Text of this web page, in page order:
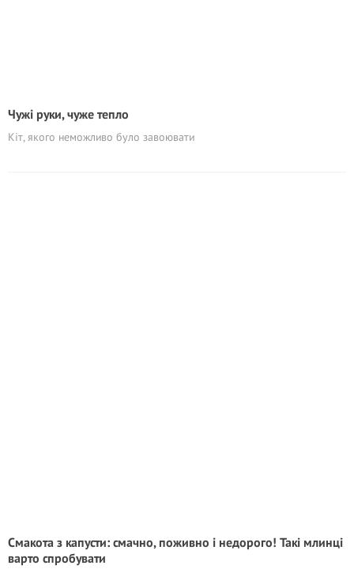
Чужі руки, чуже тепло
Кіт, якого неможливо було завоювати
Смакота з капусти: смачно, поживно і недорого! Такі млинці
варто спробувати